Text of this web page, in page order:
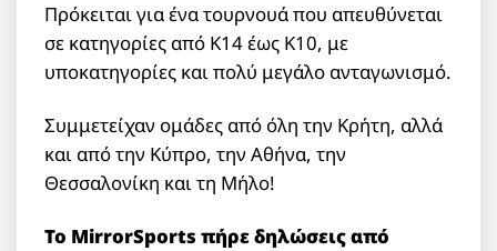
Πρόκειται για ένα τουρνουά που απευθύνεται
σε κατηγορίες από Κ14 έως Κ10, με
υποκατηγορίες και πολύ μεγάλο ανταγωνισμό.
Συμμετείχαν ομάδες από όλη την Κρήτη, αλλά
και από την Κύπρο, την Αθήνα, την
Θεσσαλονίκη και τη Μήλο!
Το MirrorSports πήρε δηλώσεις από